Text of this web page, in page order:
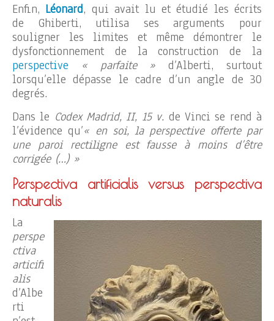
Enfin, Léonard, qui avait lu et étudié les écrits
de Ghiberti, utilisa ses arguments pour
souligner les limites et même démontrer le
dysfonctionnement de la construction de la
perspective
« parfaite » d’Alberti, surtout
lorsqu’elle dépasse le cadre d’un angle de 30
degrés.
Dans le Codex Madrid, II, 15 v. de Vinci se rend à
l’évidence qu’« en soi, la perspective offerte par
une paroi rectiligne est fausse à moins d’être
corrigée (…) »
Perspectiva artificialis versus perspectiva
naturalis
La
perspe
ctiva
articifi
alis
d’Albe
rti